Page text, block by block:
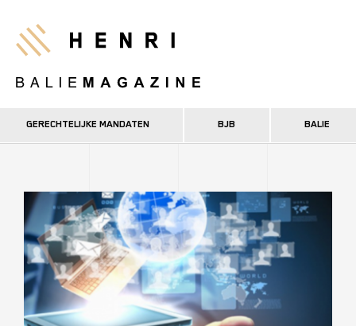
naar
inhoud
Henri
GERECHTELIJKE MANDATEN BJB BALIE